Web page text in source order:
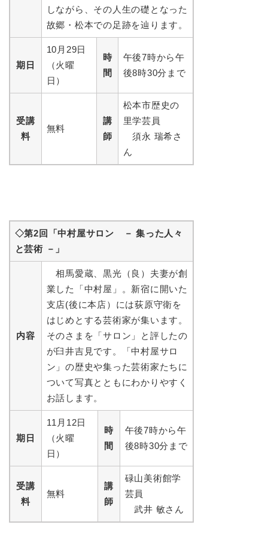
しながら、その人生の礎となった
故郷・松本での足跡を辿ります。
期日
10月29日
（火曜
日）
時
間
午後7時から午
後8時30分まで
受講
料
無料
講
師
松本市歴史の
里学芸員
須永 瑞希さ
ん
◇第2回「中村屋サロン － 集った人々
と芸術 －」
内容
相馬愛蔵、黒光（良）夫妻が創
業した「中村屋」。新宿に開いた
支店(後に本店）には荻原守衛を
はじめとする芸術家が集います。
そのさまを「サロン」と評したの
が臼井吉見です。「中村屋サロ
ン」の歴史や集った芸術家たちに
ついて写真とともにわかりやすく
お話します。
期日
11月12日
（火曜
日）
時
間
午後7時から午
後8時30分まで
受講
料
無料
講
師
碌山美術館学
芸員
武井 敏さん